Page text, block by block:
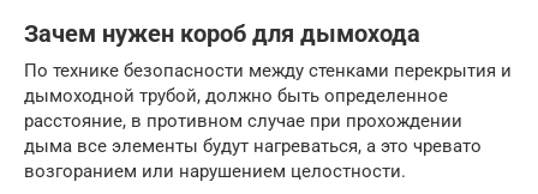
Зачем нужен короб для дымохода
По технике безопасности между стенками перекрытия и
дымоходной трубой, должно быть определенное
расстояние, в противном случае при прохождении
дыма все элементы будут нагреваться, а это чревато
возгоранием или нарушением целостности.